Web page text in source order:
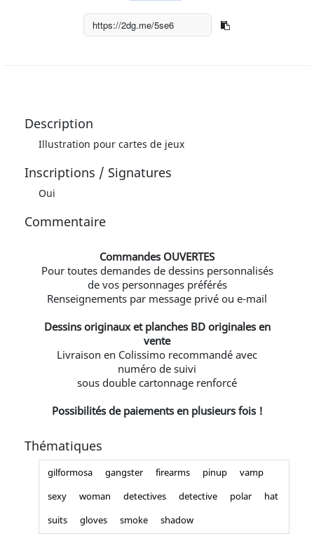
Description
Illustration pour cartes de jeux
Inscriptions / Signatures
Oui
Commentaire
Commandes OUVERTES
Pour toutes demandes de dessins personnalisés
de vos personnages préférés
Renseignements par message privé ou e-mail
Dessins originaux et planches BD originales en
vente
Livraison en Colissimo recommandé avec
numéro de suivi
sous double cartonnage renforcé
Possibilités de paiements en plusieurs fois !
Thématiques
gilformosa gangster firearms pinup
vamp
sexy
woman detectives detective polar
hat
suits
gloves smoke shadow